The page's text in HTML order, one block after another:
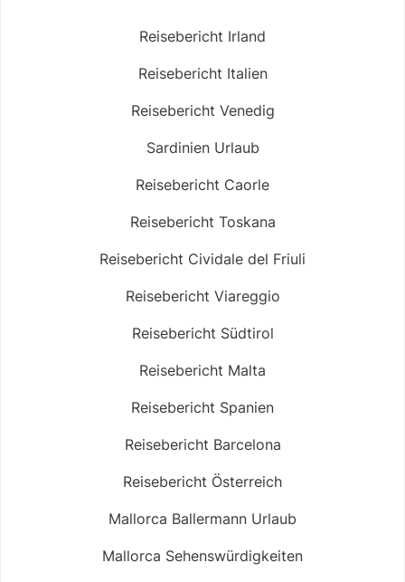
Reisebericht Irland
Reisebericht Italien
Reisebericht Venedig
Sardinien Urlaub
Reisebericht Caorle
Reisebericht Toskana
Reisebericht Cividale del Friuli
Reisebericht Viareggio
Reisebericht Südtirol
Reisebericht Malta
Reisebericht Spanien
Reisebericht Barcelona
Reisebericht Österreich
Mallorca Ballermann Urlaub
Mallorca Sehenswürdigkeiten